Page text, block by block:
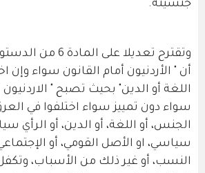
جنسيته.
وتقترح تعديلا على
أن " الأردنيون أمام القانون سواء وإن
اللغة أو الدين" بحيث تصبح " الاردنيون
سواء دون تمييز سواء اختلفوا في
الجنس، أو اللغة، أو الدين، أو الرأي
سياسي، او الأصل القومي، أو الإجتماعي،
النسب، أو غير ذلك من الأسباب،